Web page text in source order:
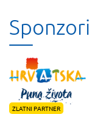
Sponzori
ZLATNI PARTNER